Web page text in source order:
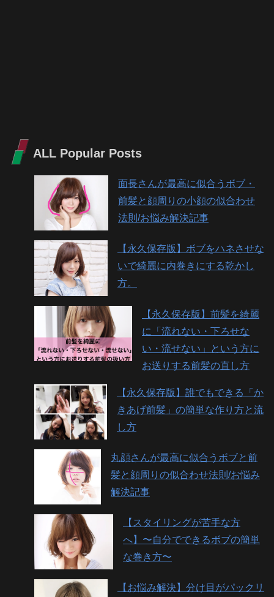
ALL Popular Posts
面長さんが最高に似合うボブ・
前髪と顔周りの小顔の似合わせ
法則/お悩み解決記事
【永久保存版】ボブをハネさせな
いで綺麗に内巻きにする乾かし
方。
【永久保存版】前髪を綺麗
に「流れない・下ろせな
い・流せない」という方に
お送りする前髪の直し方
【永久保存版】誰でもできる「か
きあげ前髪」の簡単な作り方と流
し方
丸顔さんが最高に似合うボブと前
髪と顔周りの似合わせ法則/お悩み
解決記事
【スタイリングが苦手な方
へ】〜自分でできるボブの簡単
な巻き方〜
【お悩み解決】分け目がパックリ